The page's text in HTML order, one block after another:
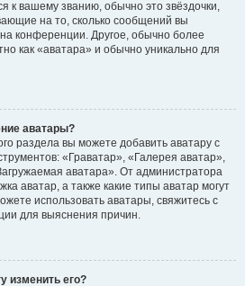
к вашему званию, обычно это звёздочки,
на то, сколько сообщений вы
конференции. Другое, обычно более
как «аватара» и обычно уникально для
аватары?
раздела вы можете добавить аватару с
«Граватар», «Галерея аватар»,
аватара». От администратора
аватар, а также какие типы аватар могут
использовать аватары, свяжитесь с
для выяснения причин.
изменить его?